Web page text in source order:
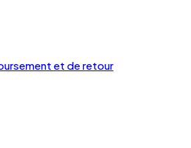
et de retour